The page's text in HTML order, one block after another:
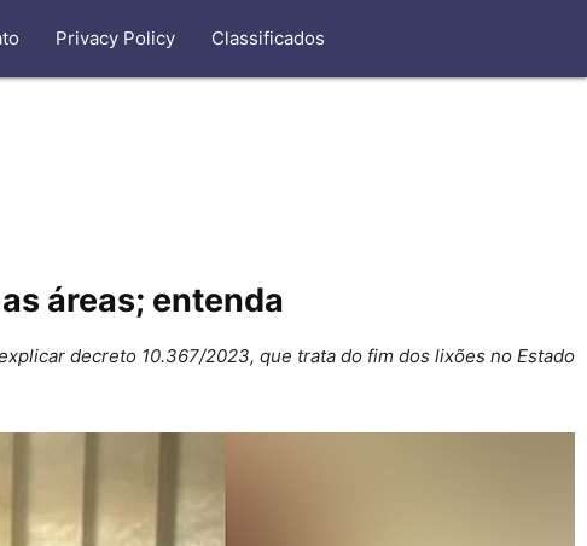
Privacy Policy Classificados
áreas; entenda
decreto 10.367/2023, que trata do fim dos lixões no Estado